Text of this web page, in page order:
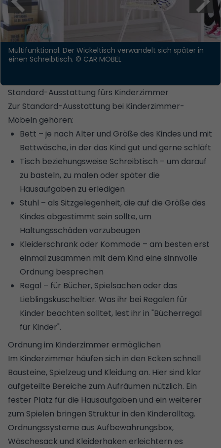
Multifunktional: Der Wickeltisch verwandelt sich später in
einen Schreibtisch. © CAR MÖBEL
Standard-Ausstattung fürs Kinderzimmer
Zur Standard-Ausstattung bei Kinderzimmer-
Möbeln gehören:
Bett – je nach Alter und Größe des Kindes und mit
Bettwäsche, in der das Kind gut und gerne schläft
Tisch beziehungsweise Schreibtisch – um darauf
zu basteln, zu malen oder später die
Hausaufgaben zu erledigen
Stuhl – als Sitzgelegenheit, die auf die Größe des
Kindes abgestimmt sein sollte, um
Haltungsschäden vorzubeugen
Kleiderschrank oder Kommode – am besten erst
einmal zusammen mit dem Kind eine sinnvolle
Ordnung besprechen
Regal – für Bücher, Spielsachen oder das
Lieblingskuscheltier. Was ihr bei Regalen für
Kinder beachten solltet, lest ihr in "Bücherregal
für Kinder".
Ordnung im Kinderzimmer ermöglichen
Im Kinderzimmer häufen sich in den Ecken schnell
Bausteine, Spielzeug und Kleidung an. Hier sind klar
aufgeteilte Bereiche zum Aufräumen nützlich. Ein
fester Platz für die Hausaufgaben und ein weiterer
zum Spielen bringen Struktur in den Kinderalltag.
Ordnungssysteme aus Aufbewahrungsbox,
Wäschesack und Kleiderhaken erleichtern es